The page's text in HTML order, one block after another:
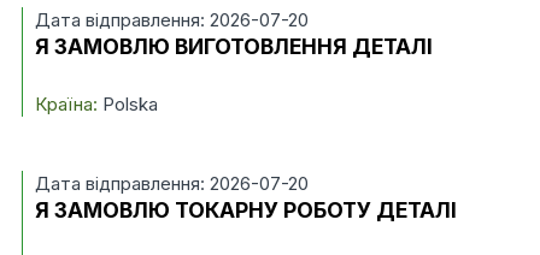
Дата відправлення: 2026-07-20
Я ЗАМОВЛЮ ВИГОТОВЛЕННЯ ДЕТАЛІ
Країна: Polska
Дата відправлення: 2026-07-20
Я ЗАМОВЛЮ ТОКАРНУ РОБОТУ ДЕТАЛІ